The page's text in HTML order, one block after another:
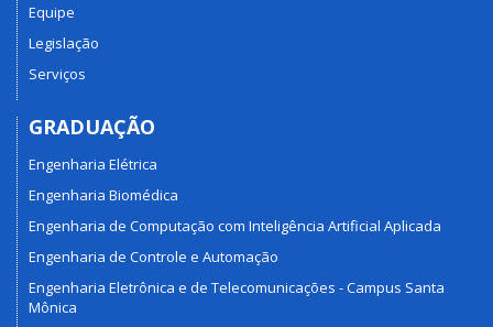
Equipe
Legislação
Serviços
GRADUAÇÃO
Engenharia Elétrica
Engenharia Biomédica
Engenharia de Computação com Inteligência Artificial Aplicada
Engenharia de Controle e Automação
Engenharia Eletrônica e de Telecomunicações - Campus Santa
Mônica